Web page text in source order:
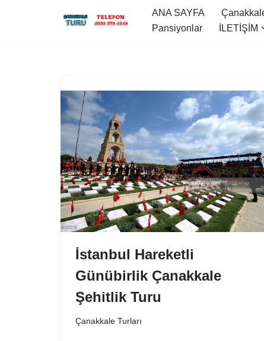
ANA SAYFA
Pansiyonlar
İLETİŞİM
İstanbul Hareketli
Günübirlik Çanakkale
Şehitlik Turu
Çanakkale Turları